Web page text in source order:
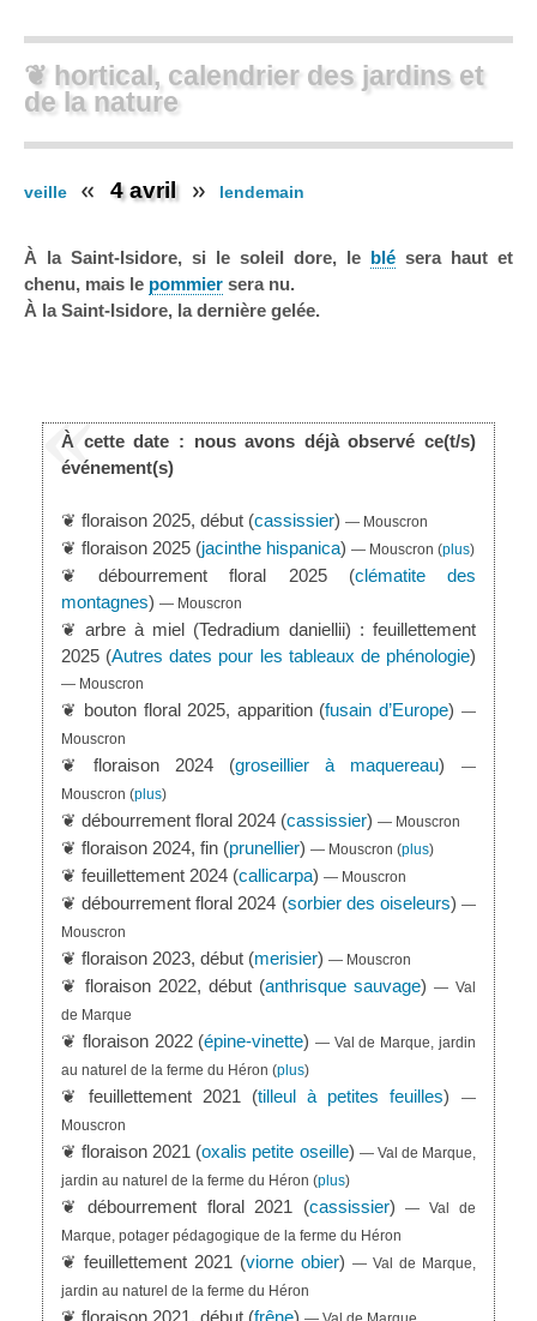
❦ hortical, calendrier des jardins et
de la nature
veille 4 avril lendemain
À la Saint-Isidore, si le soleil dore, le blé sera haut et
chenu, mais le pommier sera nu.
À la Saint-Isidore, la dernière gelée.
À cette date : nous avons déjà observé ce(t/s)
événement(s)
❦ floraison 2025, début (cassissier)— Mouscron
❦ floraison 2025 (jacinthe hispanica)— Mouscron (plus)
❦ débourrement floral 2025 (clématite des
montagnes)— Mouscron
❦ arbre à miel (Tedradium daniellii) : feuillettement
2025 (Autres dates pour les tableaux de phénologie)
— Mouscron
❦ bouton floral 2025, apparition (fusain d’Europe) —
Mouscron
❦ floraison 2024 (groseillier à maquereau)
—
Mouscron (plus)
❦ débourrement floral 2024 (cassissier)— Mouscron
❦ floraison 2024, fin (prunellier)— Mouscron (plus)
❦ feuillettement 2024 (callicarpa)— Mouscron
❦ débourrement floral 2024 (sorbier des oiseleurs) —
Mouscron
❦ floraison 2023, début (merisier)— Mouscron
❦ floraison 2022, début (anthrisque sauvage)— Val
de Marque
❦ floraison 2022 (épine-vinette) — Val de Marque, jardin
au naturel de la ferme du Héron (plus)
❦ feuillettement 2021 (tilleul à petites feuilles)
—
Mouscron
❦ floraison 2021 (oxalis petite oseille) — Val de Marque,
jardin au naturel de la ferme du Héron (plus)
❦ débourrement floral 2021 (cassissier)— Val de
Marque, potager pédagogique de la ferme du Héron
❦ feuillettement 2021 (viorne obier) — Val de Marque,
jardin au naturel de la ferme du Héron
❦ floraison 2021, début (frêne)